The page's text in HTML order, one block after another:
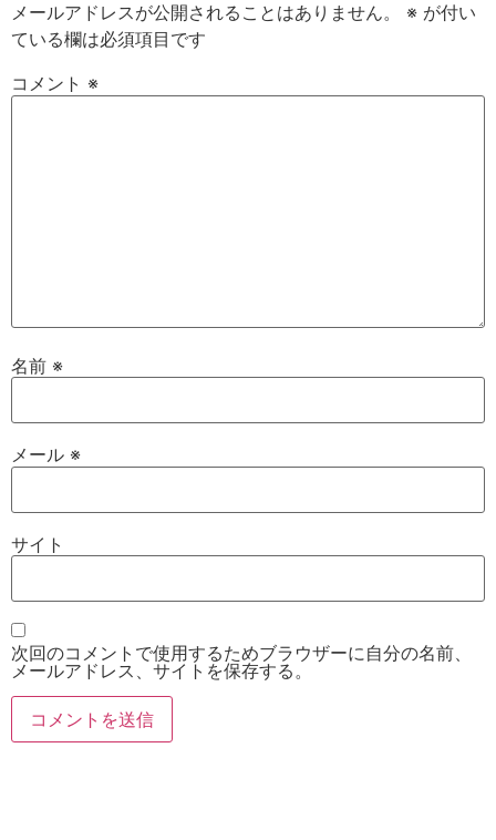
メールアドレスが公開されることはありません。 ※ が付い
ている欄は必須項目です
コメント ※
名前 ※
メール ※
サイト
次回のコメントで使用するためブラウザーに自分の名前、
メールアドレス、サイトを保存する。